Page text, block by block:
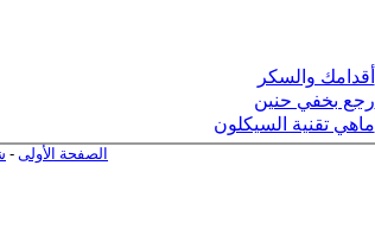
أقدامك والسكر
رجع بخفي حنين
ماهي تقنية السيكلون
الصفحة الأولى -